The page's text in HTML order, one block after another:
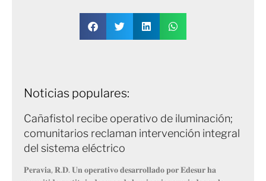
Noticias populares:
Cañafistol recibe operativo de iluminación;
comunitarios reclaman intervención integral
del sistema eléctrico
𝐏𝐞𝐫𝐚𝐯𝐢𝐚, 𝐑.𝐃. 𝐔𝐧 𝐨𝐩𝐞𝐫𝐚𝐭𝐢𝐯𝐨 𝐝𝐞𝐬𝐚𝐫𝐫𝐨𝐥𝐥𝐚𝐝𝐨 𝐩𝐨𝐫 𝐄𝐝𝐞𝐬𝐮𝐫 𝐡𝐚